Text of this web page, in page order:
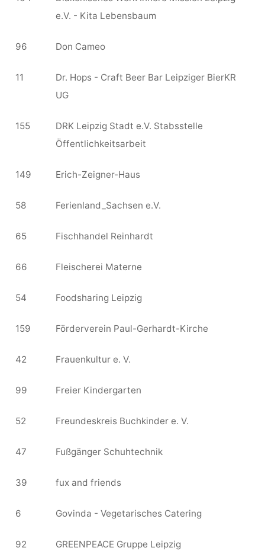
e.V. - Kita Lebensbaum
96 Don Cameo
11
Dr. Hops - Craft Beer Bar Leipziger BierKR
UG
155
DRK Leipzig Stadt e.V. Stabsstelle
Öffentlichkeitsarbeit
149 Erich-Zeigner-Haus
58 Ferienland_Sachsen e.V.
65 Fischhandel Reinhardt
66 Fleischerei Materne
54 Foodsharing Leipzig
159 Förderverein Paul-Gerhardt-Kirche
42 Frauenkultur e. V.
99 Freier Kindergarten
52 Freundeskreis Buchkinder e. V.
47 Fußgänger Schuhtechnik
39 fux and friends
6 Govinda - Vegetarisches Catering
92 GREENPEACE Gruppe Leipzig